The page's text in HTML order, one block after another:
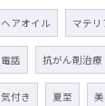
ヘアオイル マテリ
電話 抗がん剤治療
気付き 夏至